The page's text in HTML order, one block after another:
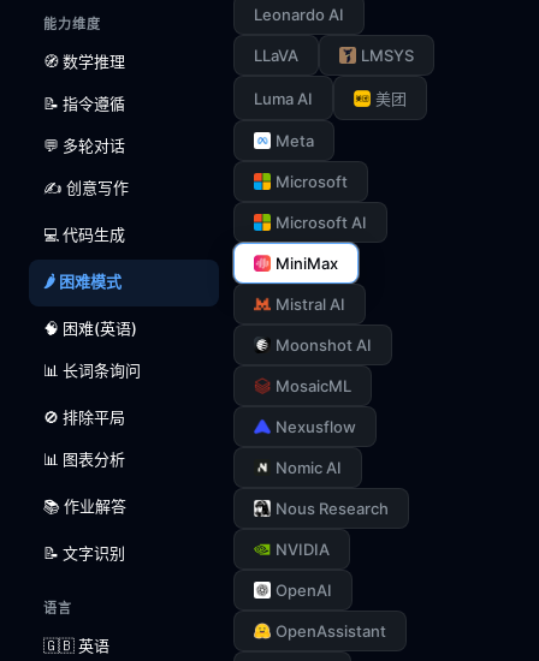
能力维度
🧭 数学推理
📝 指令遵循
💬 多轮对话
✍️ 创意写作
💻 代码生成
🌶️ 困难模式
🧠 困难(英语)
📊 长词条询问
🚫 排除平局
📊 图表分析
📚 作业解答
📝 文字识别
语言
🇬🇧 英语
Leonardo AI
LLaVA LMSYS
Luma AI 美团
Meta
Microsoft
Microsoft AI
MiniMax
Mistral AI
Moonshot AI
MosaicML
Nexusflow
Nomic AI
Nous Research
NVIDIA
OpenAI
OpenAssistant